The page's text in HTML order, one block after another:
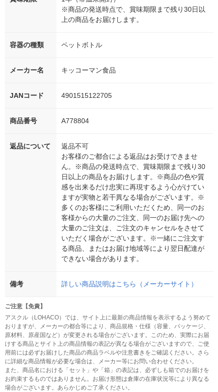
※商品の発送時点で、賞味期限まで残り30日以
上の商品をお届けします。
容器の種類 ペットボトル
メーカー名 キッコーマン食品
JANコード 4901515122705
商品番号 A778804
返品について
返品不可
お客様のご都合による返品はお受けできませ
ん。※商品の発送時点で、賞味期限まで残り30
日以上の商品をお届けします。※商品の色や質
感を出来るだけ忠実に再現するよう心がけてい
ますが実物と若干異なる場合がございます。※
多くのお客様にご利用いただくため、同一のお
客様からの大量のご注文、同一のお届け先への
大量のご注文は、ご注文のキャンセルをさせて
いただく場合がございます。※一緒にご注文す
る商品、またはお届け地域等により翌日配達が
できない場合があります。
備考 詳しい商品説明はこちら（メーカーサイト）
ご注意【免責】
アスクル（LOHACO）では、サイト上に最新の商品情報を表示するよう努めて
おりますが、メーカーの都合等により、商品規格・仕様（容量、パッケージ、
原材料、原産国など）が変更される場合がございます。このため、実際にお届
けする商品とサイト上の商品情報の表記が異なる場合がございますので、ご使
用前には必ずお届けした商品の商品ラベルや注意書きをご確認ください。さら
に詳細な商品情報が必要な場合は、メーカー等にお問い合わせください。
また、商品名における「セット」や「箱」の表記は、必ずしも箱でのお届けを
お約束するものではありません。お届け形態は倉庫の在庫状況等により異なる
場合がございます。あらかじめご了承ください。